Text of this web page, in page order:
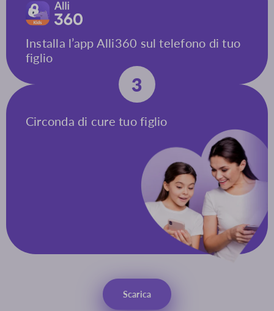
Installa l’app Alli360 sul telefono di tuo
figlio
Circonda di cure tuo figlio
3
Scarica